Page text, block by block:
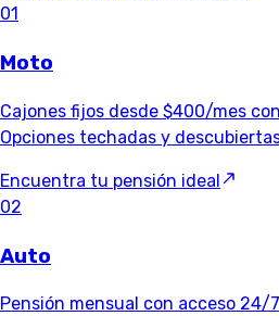
01
Moto
Cajones fijos desde $400/mes
Opciones techadas y
Encuentra tu pensión ideal
02
Auto
Pensión mensual con acceso 24/